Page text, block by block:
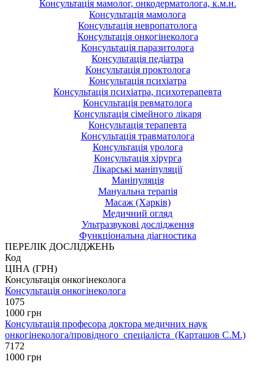
Консультація мамолог, онкодерматолога, к.м.н.
Консультація мамолога
Консультація невропатолога
Консультація онкогінеколога
Консультація паразитолога
Консультація педіатра
Консультація проктолога
Консультація психіатра
Консультація психіатра, психотерапевта
Консультація ревматолога
Консультація сімейного лікаря
Консультація терапевта
Консультація травматолога
Консультація уролога
Консультація хірурга
Лікарські маніпуляції
Маніпуляція
Мануальна терапія
Масаж (Харків)
Медичний огляд
Ультразвукові дослідження
Функціональна діагностика
ПЕРЕЛІК ДОСЛІДЖЕНЬ
Код
ЦІНА (ГРН)
Консультація онкогінеколога
Консультація онкогінеколога
1075
1000 грн
Консультація професора доктора медичних наук
онкогінеколога/провідного спеціаліста (Карташов С.М.)
7172
1000 грн